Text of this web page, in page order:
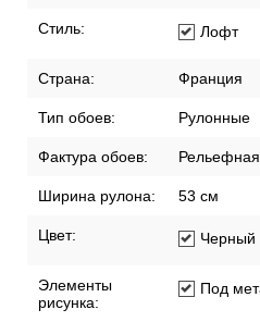
Стиль: Лофт
Страна: Франция
Тип обоев: Рулонные
Фактура обоев: Рельефная
Ширина рулона: 53 см
Цвет: Черный
Элементы
рисунка:
Под